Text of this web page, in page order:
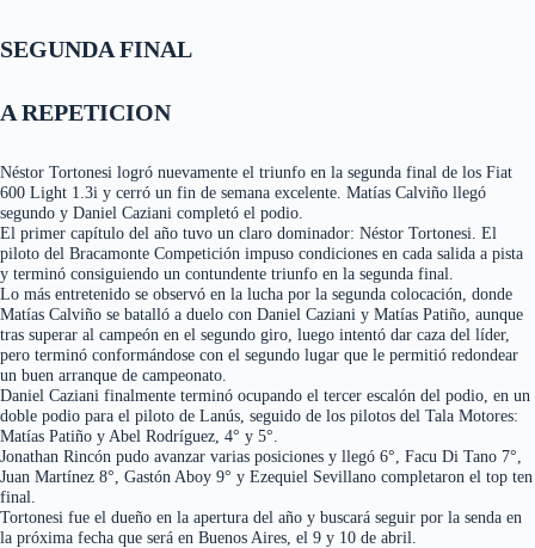
SEGUNDA FINAL
A REPETICION
Néstor Tortonesi logró nuevamente el triunfo en la segunda final de los Fiat
600 Light 1.3i y cerró un fin de semana excelente. Matías Calviño llegó
segundo y Daniel Caziani completó el podio.
El primer capítulo del año tuvo un claro dominador: Néstor Tortonesi. El
piloto del Bracamonte Competición impuso condiciones en cada salida a pista
y terminó consiguiendo un contundente triunfo en la segunda final.
Lo más entretenido se observó en la lucha por la segunda colocación, donde
Matías Calviño se batalló a duelo con Daniel Caziani y Matías Patiño, aunque
tras superar al campeón en el segundo giro, luego intentó dar caza del líder,
pero terminó conformándose con el segundo lugar que le permitió redondear
un buen arranque de campeonato.
Daniel Caziani finalmente terminó ocupando el tercer escalón del podio, en un
doble podio para el piloto de Lanús, seguido de los pilotos del Tala Motores:
Matías Patiño y Abel Rodríguez, 4° y 5°.
Jonathan Rincón pudo avanzar varias posiciones y llegó 6°, Facu Di Tano 7°,
Juan Martínez 8°, Gastón Aboy 9° y Ezequiel Sevillano completaron el top ten
final.
Tortonesi fue el dueño en la apertura del año y buscará seguir por la senda en
la próxima fecha que será en Buenos Aires, el 9 y 10 de abril.